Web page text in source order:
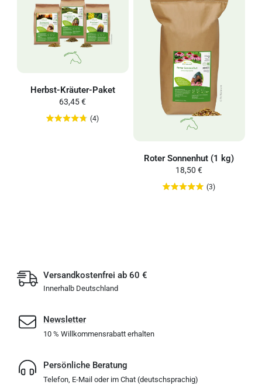
Herbst-Kräuter-Paket
63,45 €
(4)
Roter Sonnenhut (1 kg)
18,50 €
(3)
Versandkostenfrei ab 60 €
Innerhalb Deutschland
Newsletter
10 % Willkommensrabatt erhalten
Persönliche Beratung
Telefon, E-Mail oder im Chat (deutschsprachig)